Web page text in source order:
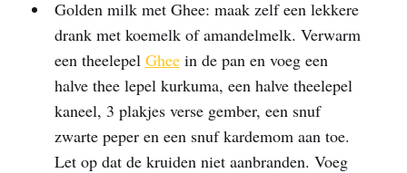
Golden milk met Ghee: maak zelf een lekkere
drank met koemelk of amandelmelk. Verwarm
een theelepel Gheein de pan en voeg een
halve thee lepel kurkuma, een halve theelepel
kaneel, 3 plakjes verse gember, een snuf
zwarte peper en een snuf kardemom aan toe.
Let op dat de kruiden niet aanbranden. Voeg